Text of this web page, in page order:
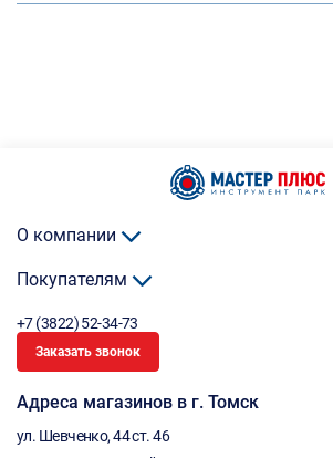
О компании
Покупателям
+7 (3822) 52-34-73
Заказать звонок
Адреса магазинов в г. Томск
ул. Шевченко, 44 ст. 46